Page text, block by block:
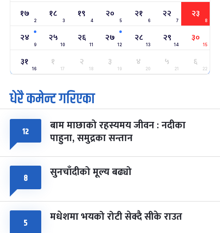
सोम फाल्गुन २४, २०८३- Mar 8, 2027
७ महिना बाँकी
२५
मंगल
ग्याल्पो ल्होसार
फाल्गुन २५, २०८३ Mar 9, 2027
७ महिना बाँकी
७
आइत
पूर्णिमा व्रत
चैत्र ७, २०८३-Mar 21, 2027
८
सोम
फागुपूर्णिमा
चैत्र ८, २०८३-Mar 22, 2027
७ महिना बाँकी
१७
2
१८
3
१९
4
२०
5
२१
6
२२
7
२३
8
२४
9
२५
10
२६
11
२७
12
२८
13
२९
14
३०
15
३१
16
१
17
२
18
३
19
४
20
५
21
६
22
धेरै कमेन्ट गरिएका
१२ बाम माछाको रहस्यमय जीवन : नदीका
पाहुना, समुद्रका सन्तान
८ सुनचाँदीको मूल्य बढ्यो
५ मधेशमा भयको रोटी सेक्दै सीके राउत